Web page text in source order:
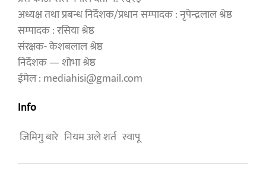
अध्यक्ष तथा प्रबन्ध निर्देशक/प्रधान सम्पादक : नृपेन्द्रलाल श्रेष्ठ
सम्पादक : रसिया श्रेष्ठ
संरक्षक- केशबलाल श्रेष्ठ
निर्देशक — शोभा श्रेष्ठ
ईमेल : mediahisi@gmail.com
Info
जिमिगु बारे नियम अले शर्त स्वापू